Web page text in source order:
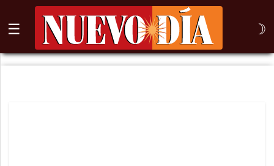
☰ ☽
⌕